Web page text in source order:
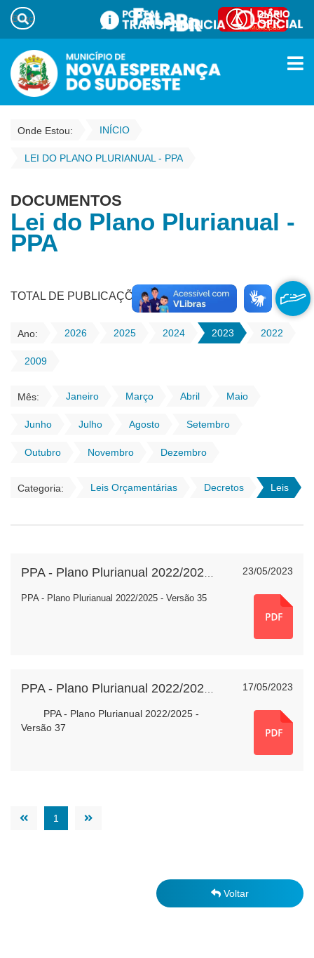
Onde Estou: INÍCIO
LEI DO PLANO PLURIANUAL - PPA
DOCUMENTOS
Lei do Plano Plurianual -
PPA
TOTAL DE PUBLICAÇÕES - 2
Ano: 2026 2025 2024 2023 2022
2009
Mês: Janeiro Março Abril Maio
Junho Julho Agosto Setembro
Outubro Novembro Dezembro
Categoria: Leis Orçamentárias Decretos Leis
23/05/2023
PPA - Plano Plurianual 2022/2025 - Versão 35
17/05/2023
PPA - Plano Plurianual 2022/2025 -
Versão 37
1
Voltar